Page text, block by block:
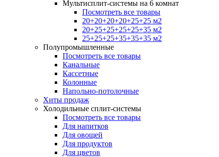
Мультисплит-системы на 6 комнат
Посмотреть все товары
20+20+20+20+25+25 м2
20+25+25+25+25+35 м2
25+25+25+35+35+35 м2
Полупромышленные
Посмотреть все товары
Канальные
Кассетные
Колонные
Напольно-потолочные
Хиты продаж
Холодильные сплит-системы
Посмотреть все товары
Для напитков
Для овощей
Для продуктов
Для цветов